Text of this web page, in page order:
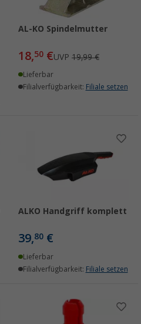
AL-KO Spindelmutter
18,50 €UVP 19,99 €
Lieferbar
Filialverfügbarkeit: Filiale setzen
ALKO Handgriff komplett
39,80 €
Lieferbar
Filialverfügbarkeit: Filiale setzen